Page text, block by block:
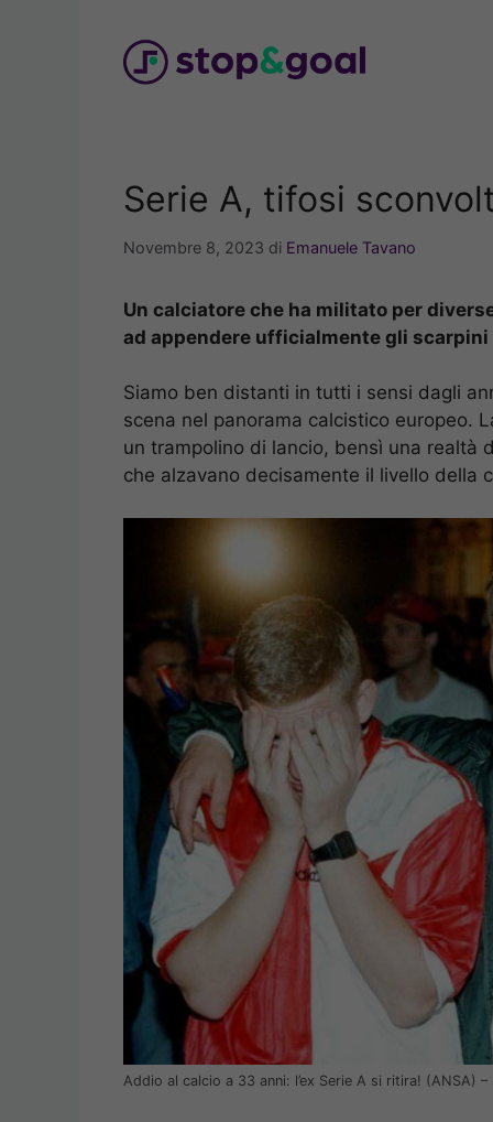
Serie A, tifosi
Novembre 8, 2023 di Emanuele Tavano
Un calciatore che ha militato per
ad appendere ufficialmente gli scarpini
Siamo ben distanti in tutti i sensi dagli
scena nel panorama calcistico europeo.
un trampolino di lancio, bensì una realtà
che alzavano decisamente il livello della
Addio al calcio a 33 anni: l’ex Serie A si ritira! (ANSA)